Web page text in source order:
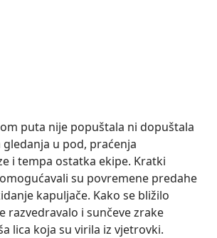
puta nije popuštala ni dopuštala
u pod, praćenja
i tempa ostatka ekipe. Kratki
su povremene predahe
kapuljače. Kako se bližilo
razvedravalo i sunčeve zrake
lica koja su virila iz vjetrovki.